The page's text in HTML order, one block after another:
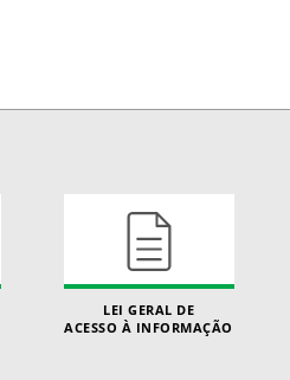
LEI GERAL DE
ACESSO À INFORMAÇÃO